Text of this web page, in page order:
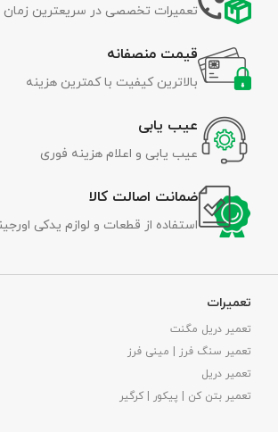
تعمیرات تخصصی در سریعترین
قیمت منصفانه
بالاترین کیفیت با کمترین هزینه
عیب یابی
عیب یابی و اعلام هزینه فوری
ضمانت اصالت کالا
استفاده از قطعات و لوازم یدکی
تعمیرات
تعمیر دریل مگنت
تعمیر سنگ فرز | مینی فرز
تعمیر دریل
تعمیر بتن کن | پیکور | کرگیر